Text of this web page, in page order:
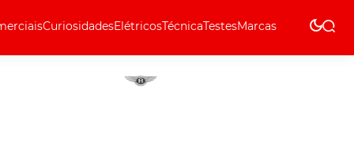
CuriosidadesElétricosTécnicaTestesMarcas